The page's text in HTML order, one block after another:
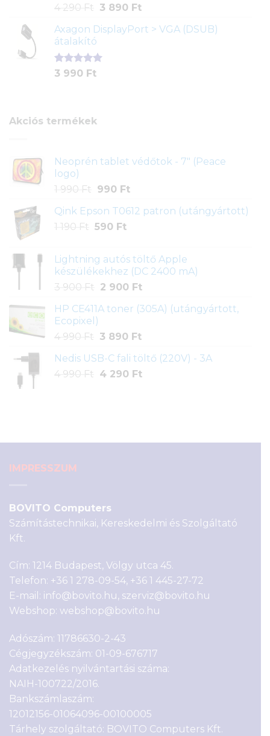
Értékelés
ből,
1
értékelés
alapján
4 290 Ft
Original
was:
290 Ft.
3 890 FtCurrent
is:
Axagon DisplayPort > VGA (DSUB)
átalakító
Értékelés
1
3 990 Ft
Akciós termékek
Neoprén tablet védőtok - 7" (Peace
logo)
1 990 Ft
Original
was:
1
990 FtCurrent
is:
Qink Epson T0612 patron (utángyártott)
1 190 Ft Original
1
190 Ft.
590 FtCurrent
590 Ft.
Lightning autós töltő Apple
készülékekhez (DC 2400 mA)
3 900 Ft
Original
was:
900 Ft.
2 900 FtCurrent
is:
900 Ft.
HP CE411A toner (305A) (utángyártott,
Ecopixel)
4 990 Ft
Original
was:
4
3 890 FtCurrent
is:
3
Nedis USB-C fali töltő (220V) - 3A
4 990 Ft
Original
4 290 FtCurrent
IMPRESSZUM
BOVITO Computers
Számítástechnikai, Kereskedelmi és Szolgáltató
Kft.
Cím: 1214 Budapest, Völgy utca 45.
Telefon: +36 1 278-09-54, +36 1 445-27-72
E-mail: info@bovito.hu, szerviz@bovito.hu
Webshop: webshop@bovito.hu
Adószám: 11786630-2-43
Cégjegyzékszám: 01-09-676717
Adatkezelés nyilvántartási száma:
NAIH-100722/2016.
Bankszámlaszám:
12012156-01064096-00100005
Tárhely szolgáltató: BOVITO Computers Kft.